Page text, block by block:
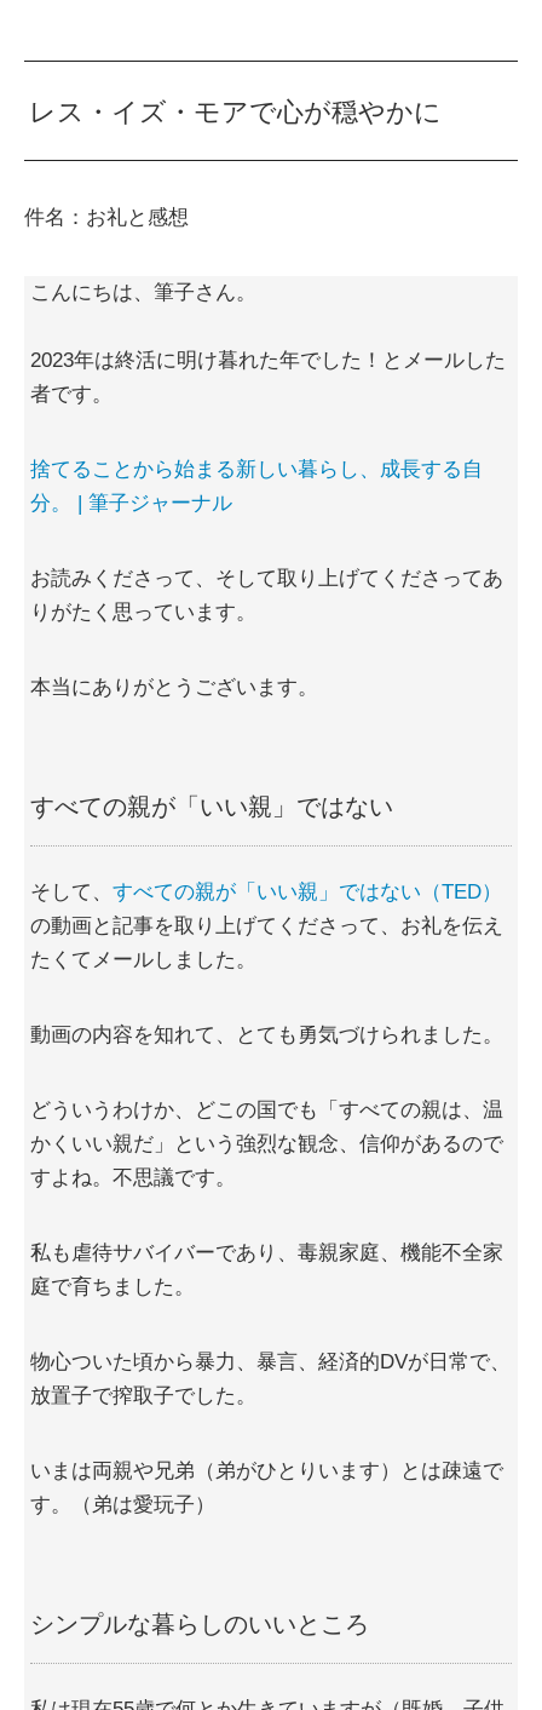
レス・イズ・モアで心が穏やかに
件名：お礼と感想
こんにちは、筆子さん。
2023年は終活に明け暮れた年でした！とメールした
者です。
捨てることから始まる新しい暮らし、成長する自
分。 | 筆子ジャーナル
お読みくださって、そして取り上げてくださってあ
りがたく思っています。
本当にありがとうございます。
すべての親が「いい親」ではない
そして、 すべての親が「いい親」ではない（TED）
の動画と記事を取り上げてくださって、お礼を伝え
たくてメールしました。
動画の内容を知れて、とても勇気づけられました。
どういうわけか、どこの国でも「すべての親は、温
かくいい親だ」という強烈な観念、信仰があるので
すよね。不思議です。
私も虐待サバイバーであり、毒親家庭、機能不全家
庭で育ちました。
物心ついた頃から暴力、暴言、経済的DVが日常で、
放置子で搾取子でした。
いまは両親や兄弟（弟がひとりいます）とは疎遠で
す。（弟は愛玩子）
シンプルな暮らしのいいところ